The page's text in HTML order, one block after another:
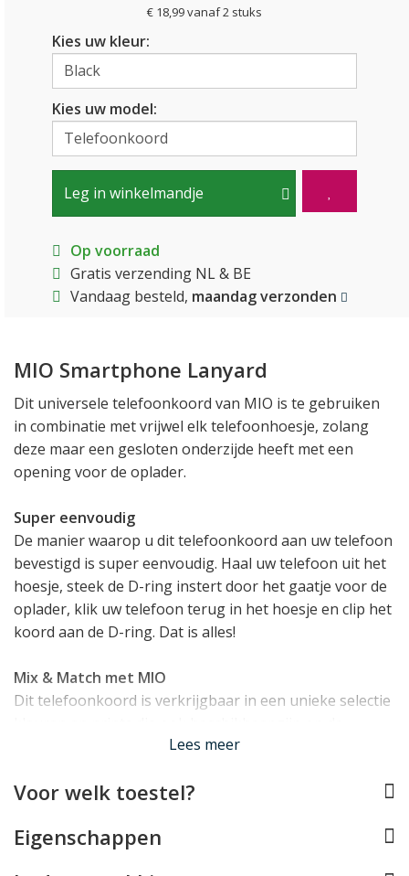
€ 18,99 vanaf 2 stuks
Kies uw kleur:
Kies uw model:
Leg in winkelmandje
Op voorraad
Gratis verzending NL & BE
Vandaag besteld, maandag verzonden
MIO Smartphone Lanyard
Dit universele telefoonkoord van MIO is te gebruiken
in combinatie met vrijwel elk telefoonhoesje, zolang
deze maar een gesloten onderzijde heeft met een
opening voor de oplader.
Super eenvoudig
De manier waarop u dit telefoonkoord aan uw telefoon
bevestigd is super eenvoudig. Haal uw telefoon uit het
hoesje, steek de D-ring instert door het gaatje voor de
oplader, klik uw telefoon terug in het hoesje en clip het
koord aan de D-ring. Dat is alles!
Mix & Match met MIO
Dit telefoonkoord is verkrijgbaar in een unieke selectie
telefoonhoesjes en accessoires van MIO, zoals de
zelfs de perfecte combi samen met of mix en match
Lees meer
Voor welk toestel?
Eigenschappen